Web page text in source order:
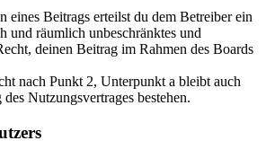
eines Beitrags erteilst du dem Betreiber ein
und räumlich unbeschränktes und
deinen Beitrag im Rahmen des Boards
nach Punkt 2, Unterpunkt a bleibt auch
Nutzungsvertrages bestehen.